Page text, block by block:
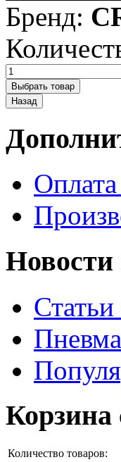
Бренд:
Новости
Статьи
Корзина
Количество товаров: